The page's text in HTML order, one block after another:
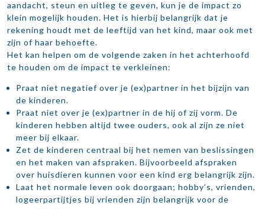
aandacht, steun en uitleg te geven, kun je de impact zo
klein mogelijk houden. Het is hierbij belangrijk dat je
rekening houdt met de leeftijd van het kind, maar ook met
zijn of haar behoefte.
Het kan helpen om de volgende zaken in het achterhoofd
te houden om de impact te verkleinen:
Praat niet negatief over je (ex)partner in het bijzijn van
de kinderen.
Praat niet over je (ex)partner in de hij of zij vorm. De
kinderen hebben altijd twee ouders, ook al zijn ze niet
meer bij elkaar.
Zet de kinderen centraal bij het nemen van beslissingen
en het maken van afspraken. Bijvoorbeeld afspraken
over huisdieren kunnen voor een kind erg belangrijk zijn.
Laat het normale leven ook doorgaan; hobby’s, vrienden,
logeerpartijtjes bij vrienden zijn belangrijk voor de